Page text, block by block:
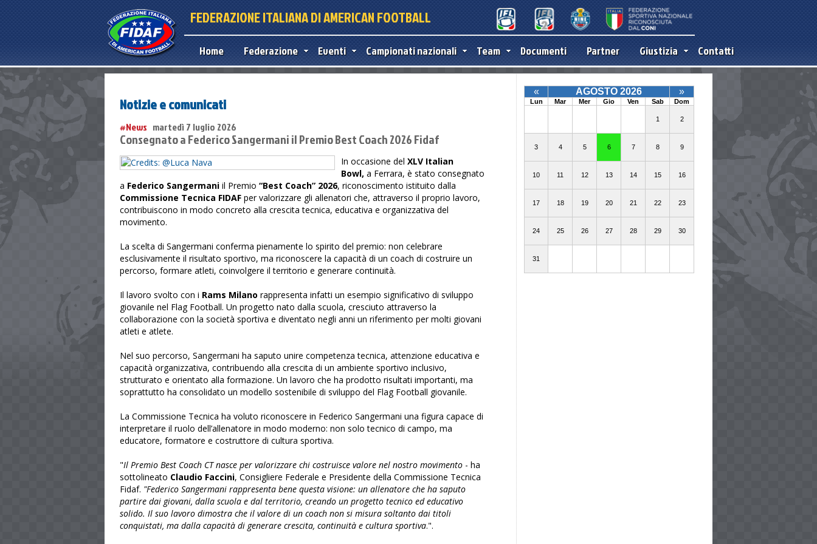
FEDERAZIONE ITALIANA DI AMERICAN FOOTBALL
Home Federazione Eventi Campionati nazionali Team Documenti Partner Giustizia Contatti
Notizie e comunicati
#News martedì 7 luglio 2026
Consegnato a Federico Sangermani il Premio Best Coach 2026 Fidaf
In occasione del XLV Italian
Bowl, a Ferrara, è stato consegnato
a Federico Sangermani il Premio “Best Coach” 2026, riconoscimento istituito dalla
Commissione Tecnica FIDAF per valorizzare gli allenatori che, attraverso il proprio lavoro,
contribuiscono in modo concreto alla crescita tecnica, educativa e organizzativa del
movimento.
La scelta di Sangermani conferma pienamente lo spirito del premio: non celebrare
esclusivamente il risultato sportivo, ma riconoscere la capacità di un coach di costruire un
percorso, formare atleti, coinvolgere il territorio e generare continuità.
Il lavoro svolto con i Rams Milano rappresenta infatti un esempio significativo di sviluppo
giovanile nel Flag Football. Un progetto nato dalla scuola, cresciuto attraverso la
collaborazione con la società sportiva e diventato negli anni un riferimento per molti giovani
atleti e atlete.
Nel suo percorso, Sangermani ha saputo unire competenza tecnica, attenzione educativa e
capacità organizzativa, contribuendo alla crescita di un ambiente sportivo inclusivo,
strutturato e orientato alla formazione. Un lavoro che ha prodotto risultati importanti, ma
soprattutto ha consolidato un modello sostenibile di sviluppo del Flag Football giovanile.
La Commissione Tecnica ha voluto riconoscere in Federico Sangermani una figura capace di
interpretare il ruolo dell’allenatore in modo moderno: non solo tecnico di campo, ma
educatore, formatore e costruttore di cultura sportiva.
"Il Premio Best Coach CT nasce per valorizzare chi costruisce valore nel nostro movimento - ha
sottolineato Claudio Faccini, Consigliere Federale e Presidente della Commissione Tecnica
Fidaf. "Federico Sangermani rappresenta bene questa visione: un allenatore che ha saputo
partire dai giovani, dalla scuola e dal territorio, creando un progetto tecnico ed educativo
solido. Il suo lavoro dimostra che il valore di un coach non si misura soltanto dai titoli
conquistati, ma dalla capacità di generare crescita, continuità e cultura sportiva.".